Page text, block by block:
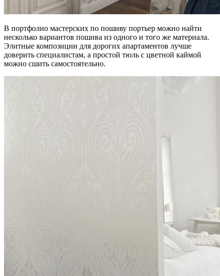
В портфолио мастерских по пошиву портьер можно найти
несколько вариантов пошива из одного и того же материала.
Элитные композиции для дорогих апартаментов лучше
доверить специалистам, а простой тюль с цветной каймой
можно сшить самостоятельно.